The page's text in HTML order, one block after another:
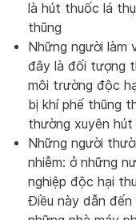
là hút thuốc lá
thũng
Những người làm
đây là đối tượng
môi trường độc
bị khí phế thũng
thường xuyên
Những người
nhiễm: ở những
nghiệp độc hại
Điều này dẫn đến